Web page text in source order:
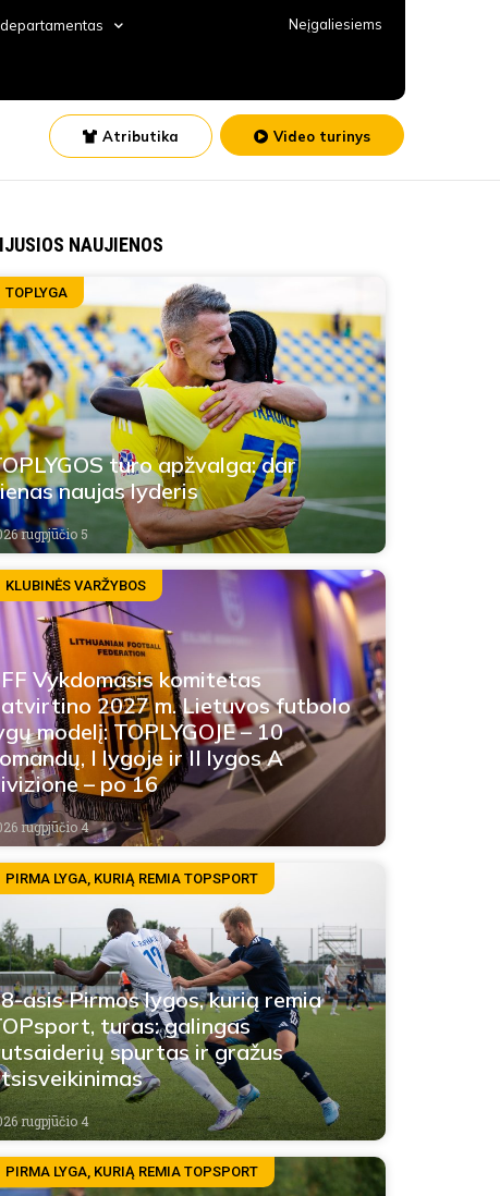
Neįgaliesiems
Atributika Video turinys
NAUJIENOS
TOPLYGA
turo apžvalga: dar
naujas lyderis
rugpjūčio 5
KLUBINĖS VARŽYBOS
Vykdomasis komitetas
2027 m. Lietuvos futbolo
modelį: TOPLYGOJE – 10
I lygoje ir II lygos A
– po 16
rugpjūčio 4
PIRMA LYGA, KURIĄ REMIA TOPSPORT
asis Pirmos lygos, kurią remia
turas: galingas
spurtas ir gražus
rugpjūčio 4
PIRMA LYGA, KURIĄ REMIA TOPSPORT